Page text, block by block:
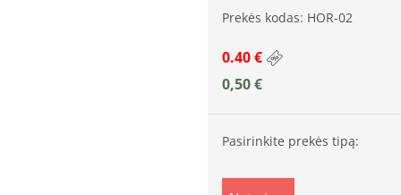
Prekės kodas: HOR-02
0.40 €
0,50€
Pasirinkite prekės tipą: